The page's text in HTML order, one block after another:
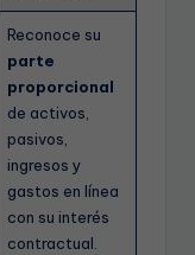
Reconoce su
parte
proporcional
de activos,
pasivos,
ingresos y
gastos en línea
con su interés
contractual.